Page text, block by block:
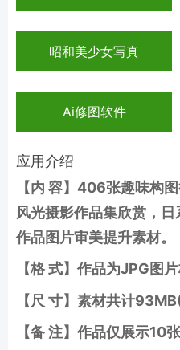
昭和美少女写真
Ai修图软件
应用介绍
【内 容】406张趣味构
风光摄影作品集欣赏，
作品图片审美提升素材。
【格 式】作品为JPG图片
【尺 寸】素材共计
【备 注】作品仅展示10